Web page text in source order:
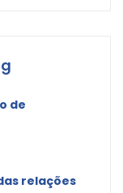
de
relações